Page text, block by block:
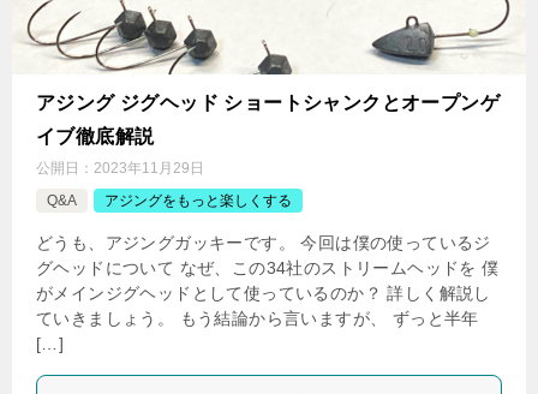
アジング ジグヘッド ショートシャンクとオープンゲ
イブ徹底解説
公開日： 2023年11月29日
Q&A
アジングをもっと楽しくする
どうも、アジングガッキーです。 今回は僕の使っているジ
グヘッドについて なぜ、この34社のストリームヘッドを 僕
がメインジグヘッドとして使っているのか？ 詳しく解説し
ていきましょう。 もう結論から言いますが、 ずっと半年
[…]